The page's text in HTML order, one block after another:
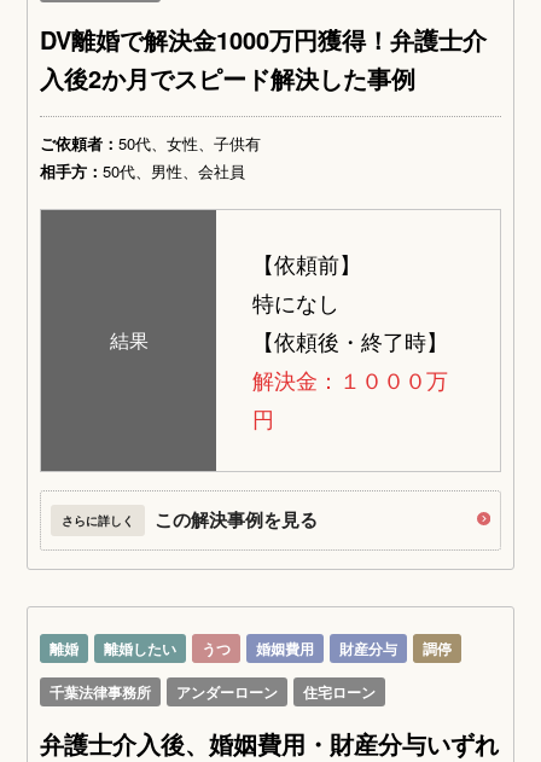
DV離婚で解決金1000万円獲得！弁護士介
入後2か月でスピード解決した事例
ご依頼者：50代、女性、子供有
相手方：50代、男性、会社員
結果
【依頼前】
特になし
【依頼後・終了時】
解決金：１０００万
円
さらに詳しく この解決事例を見る
離婚 離婚したい うつ 婚姻費用 財産分与
調停
千葉法律事務所
アンダーローン 住宅ローン
弁護士介入後、婚姻費用・財産分与いずれ